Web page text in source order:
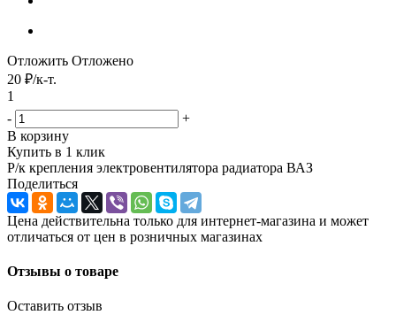
Отложить Отложено
20 ₽/к-т.
1
-
+
В корзину
Купить в 1 клик
Р/к крепления электровентилятора радиатора ВАЗ
Поделиться
Цена действительна только для интернет-магазина и может
отличаться от цен в розничных магазинах
Отзывы о товаре
Оставить отзыв